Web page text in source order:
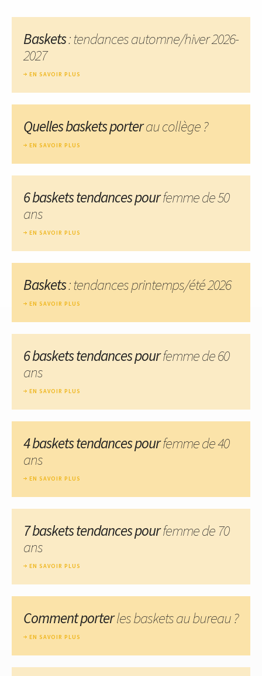
Baskets: tendances automne/hiver 2026-
2027
EN SAVOIR PLUS
Quelles baskets porterau collège ?
EN SAVOIR PLUS
6 baskets tendances pourfemme de 50
ans
EN SAVOIR PLUS
Baskets: tendances printemps/été 2026
EN SAVOIR PLUS
6 baskets tendances pourfemme de 60
ans
EN SAVOIR PLUS
4 baskets tendances pourfemme de 40
ans
EN SAVOIR PLUS
7 baskets tendances pourfemme de 70
ans
EN SAVOIR PLUS
Comment porterles baskets au bureau ?
EN SAVOIR PLUS